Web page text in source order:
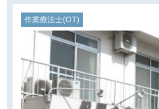
作業療法士(OT)